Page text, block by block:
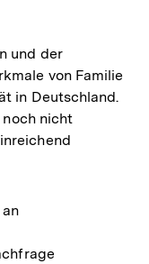
und der
von Familie
in Deutschland.
nicht